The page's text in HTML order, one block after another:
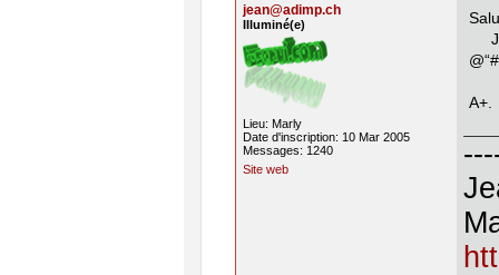
jean@adimp.ch
Illuminé(e)
Lieu: Marly
Date d'inscription: 10 Mar 2005
Messages: 1240
Site web
A+.